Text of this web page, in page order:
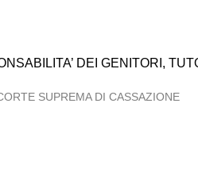
DEI GENITORI,
SUPREMA DI CASSAZIONE